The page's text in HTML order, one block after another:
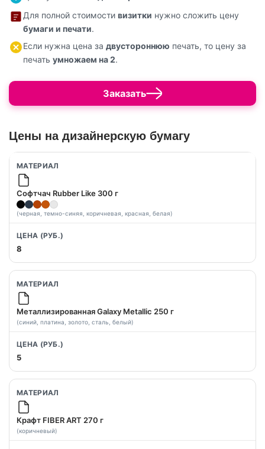
Для полной стоимости визитки нужно сложить цену
бумаги и печати.
Если нужна цена за двустороннюю печать, то цену за
печать умножаем на 2.
Заказать
Цены на дизайнерскую бумагу
Софтчач Rubber Like 300 г
(черная, темно-синяя, коричневая, красная, белая)
8
Металлизированная Galaxy Metallic 250 г
(синий, платина, золото, сталь, белый)
5
Крафт FIBER ART 270 г
(коричневый)